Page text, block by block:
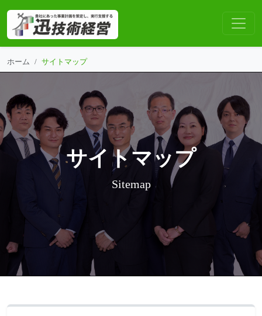
ホーム サイトマップ
サイトマップ
Sitemap